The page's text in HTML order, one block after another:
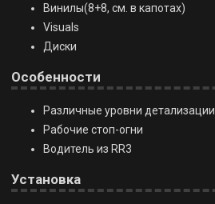
Винилы(8+8, см. в капотах)
Visuals
Диски
Особенности
Различные уровни детализации
Рабочие стоп-огни
Водитель из RR3
Установка